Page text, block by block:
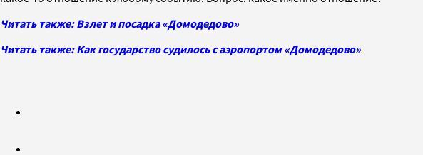
Читать также: Взлет и посадка «Домодедово»
Читать также: Как государство судилось с аэропортом «Домодедово»